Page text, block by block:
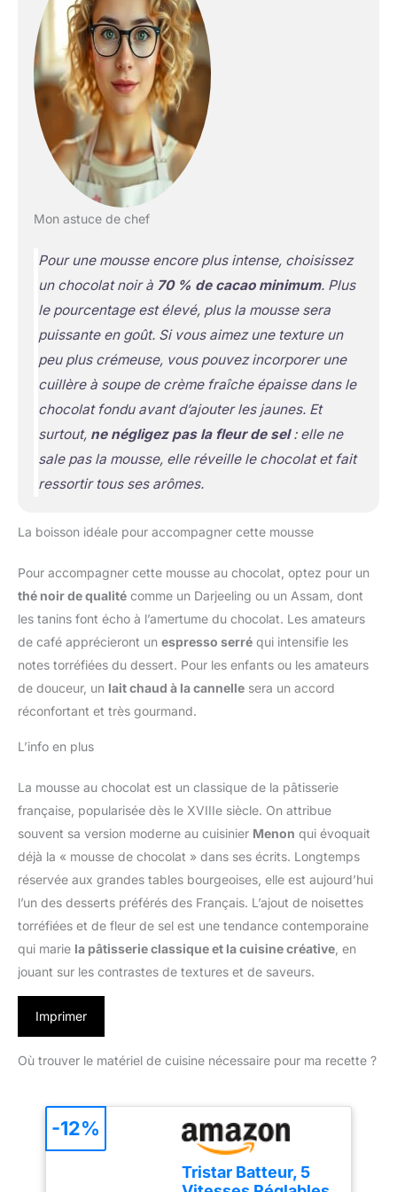
Mon astuce de chef
Pour une mousse encore plus intense, choisissez
un chocolat noir à 70 % de cacao minimum. Plus
le pourcentage est élevé, plus la mousse sera
puissante en goût. Si vous aimez une texture un
peu plus crémeuse, vous pouvez incorporer une
cuillère à soupe de crème fraîche épaisse dans le
chocolat fondu avant d’ajouter les jaunes. Et
surtout, ne négligez pas la fleur de sel: elle ne
sale pas la mousse, elle réveille le chocolat et fait
ressortir tous ses arômes.
La boisson idéale pour accompagner cette mousse
Pour accompagner cette mousse au chocolat, optez pour un
thé noir de qualité comme un Darjeeling ou un Assam, dont
les tanins font écho à l’amertume du chocolat. Les amateurs
de café apprécieront un espresso serré qui intensifie les
notes torréfiées du dessert. Pour les enfants ou les amateurs
de douceur, un lait chaud à la cannelle sera un accord
réconfortant et très gourmand.
L’info en plus
La mousse au chocolat est un classique de la pâtisserie
française, popularisée dès le XVIIIe siècle. On attribue
souvent sa version moderne au cuisinier Menon qui évoquait
déjà la « mousse de chocolat » dans ses écrits. Longtemps
réservée aux grandes tables bourgeoises, elle est aujourd’hui
l’un des desserts préférés des Français. L’ajout de noisettes
torréfiées et de fleur de sel est une tendance contemporaine
qui marie la pâtisserie classique et la cuisine créative , en
jouant sur les contrastes de textures et de saveurs.
Imprimer
Où trouver le matériel de cuisine nécessaire pour ma recette ?
Tristar Batteur, 5
-12%